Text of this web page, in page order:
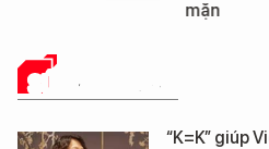
SỨC KHỎE 24H
“K=K” giúp